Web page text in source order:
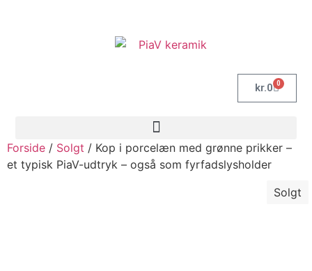
kr.0 0
Forside / Solgt / Kop i porcelæn med grønne prikker –
et typisk PiaV-udtryk – også som fyrfadslysholder
Solgt